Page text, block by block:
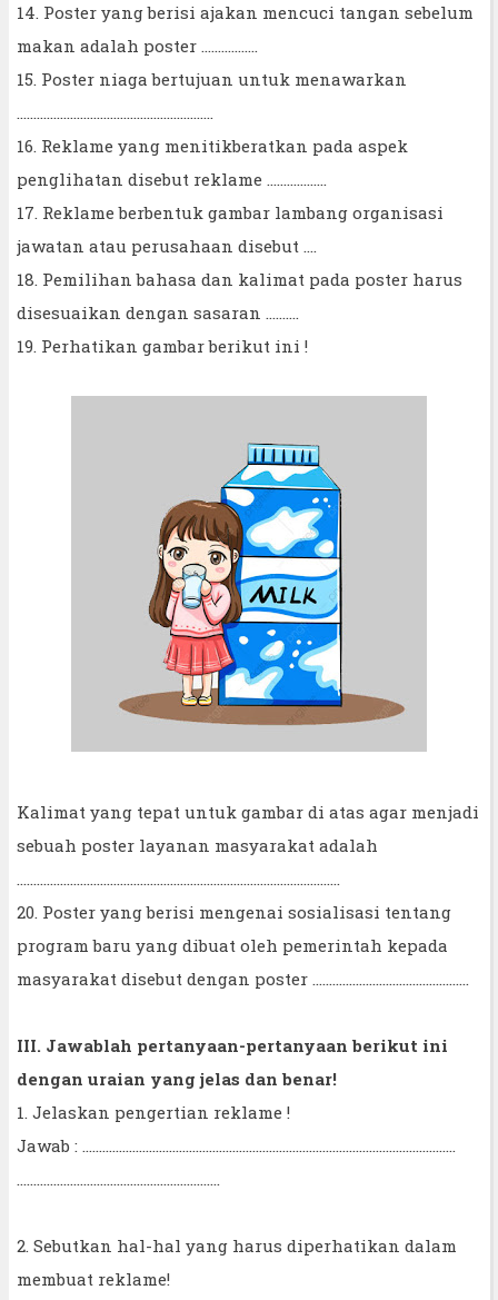
14. Poster yang berisi ajakan mencuci tangan sebelum
makan adalah poster .................
15. Poster niaga bertujuan untuk menawarkan
...........................................................
16. Reklame yang menitikberatkan pada aspek
penglihatan disebut reklame ..................
17. Reklame berbentuk gambar lambang organisasi
jawatan atau perusahaan disebut ....
18. Pemilihan bahasa dan kalimat pada poster harus
disesuaikan dengan sasaran ..........
19. Perhatikan gambar berikut ini !
Kalimat yang tepat untuk gambar di atas agar menjadi
sebuah poster layanan masyarakat adalah
.................................................................................................
20. Poster yang berisi mengenai sosialisasi tentang
program baru yang dibuat oleh pemerintah kepada
masyarakat disebut dengan poster ...............................................
III. Jawablah pertanyaan-pertanyaan berikut ini
dengan uraian yang jelas dan benar!
1. Jelaskan pengertian reklame !
Jawab : ................................................................................................................
.............................................................
2. Sebutkan hal-hal yang harus diperhatikan dalam
membuat reklame!